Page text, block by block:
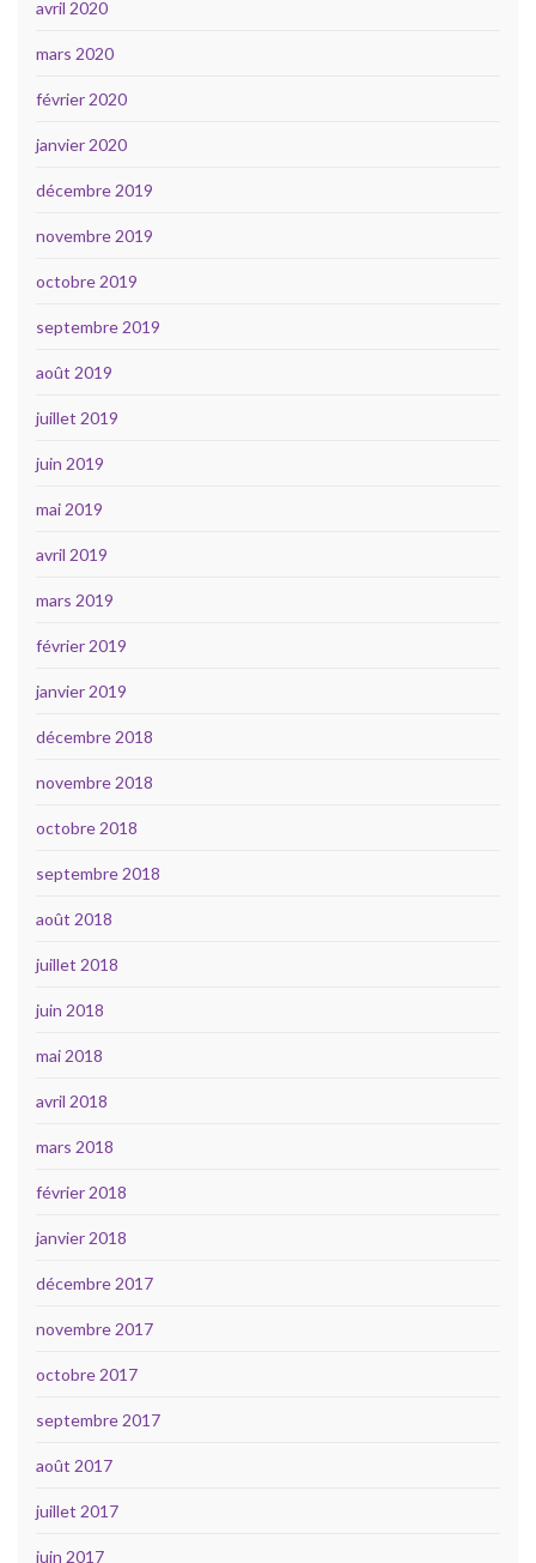
avril 2020
mars 2020
février 2020
janvier 2020
décembre 2019
novembre 2019
octobre 2019
septembre 2019
août 2019
juillet 2019
juin 2019
mai 2019
avril 2019
mars 2019
février 2019
janvier 2019
décembre 2018
novembre 2018
octobre 2018
septembre 2018
août 2018
juillet 2018
juin 2018
mai 2018
avril 2018
mars 2018
février 2018
janvier 2018
décembre 2017
novembre 2017
octobre 2017
septembre 2017
août 2017
juillet 2017
juin 2017